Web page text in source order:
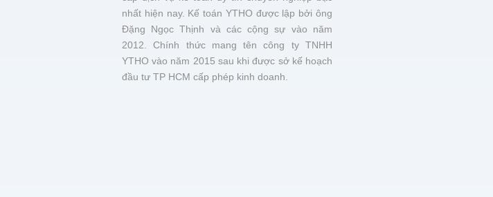
nhất hiện nay. Kế toán YTHO được lập bởi ông
Đặng Ngọc Thịnh và các cộng sự vào năm
2012. Chính thức mang tên công ty TNHH
YTHO vào năm 2015 sau khi được sở kế hoạch
đầu tư TP HCM cấp phép kinh doanh.